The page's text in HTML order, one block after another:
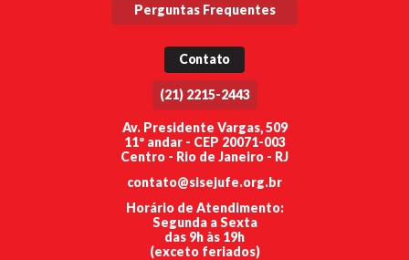
Perguntas Frequentes
Contato
(21) 2215-2443
Av. Presidente Vargas, 509
11º andar - CEP 20071-003
Centro - Rio de Janeiro - RJ
contato@sisejufe.org.br
Horário de Atendimento:
Segunda a Sexta
das 9h às 19h
(exceto feriados)